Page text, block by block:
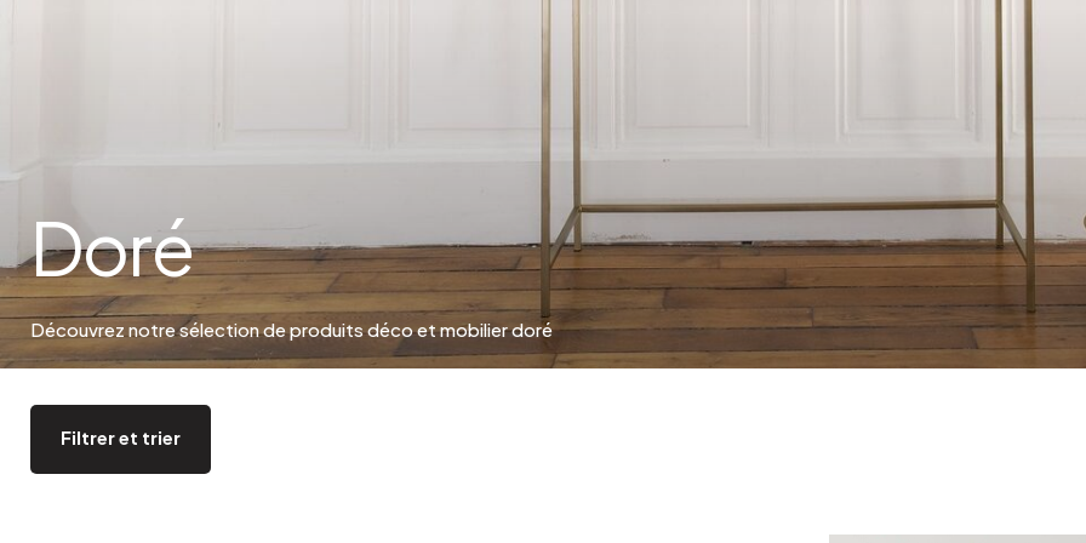
Naturel
Doré
Découvrez notre sélection de produits déco et mobilier doré
Filtrer et trier